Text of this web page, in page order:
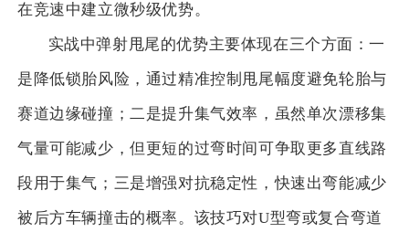
在竞速中建立微秒级优势。
实战中弹射甩尾的优势主要体现在三个方面：一
是降低锁胎风险，通过精准控制甩尾幅度避免轮胎与
赛道边缘碰撞；二是提升集气效率，虽然单次漂移集
气量可能减少，但更短的过弯时间可争取更多直线路
段用于集气；三是增强对抗稳定性，快速出弯能减少
被后方车辆撞击的概率。该技巧对U型弯或复合弯道